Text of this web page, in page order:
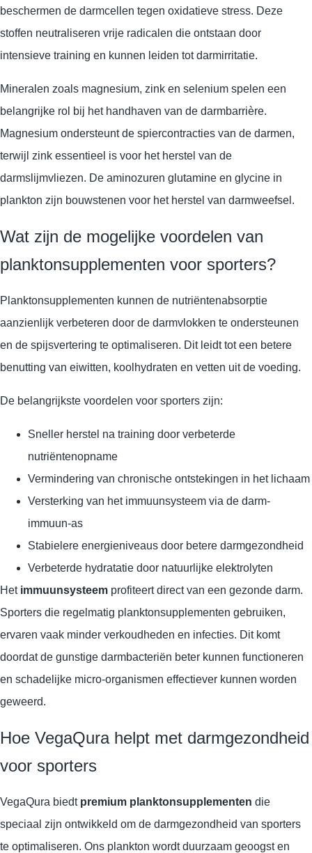
beschermen de darmcellen tegen oxidatieve stress. Deze
stoffen neutraliseren vrije radicalen die ontstaan door
intensieve training en kunnen leiden tot darmirritatie.
Mineralen zoals magnesium, zink en selenium spelen een
belangrijke rol bij het handhaven van de darmbarrière.
Magnesium ondersteunt de spiercontracties van de darmen,
terwijl zink essentieel is voor het herstel van de
darmslijmvliezen. De aminozuren glutamine en glycine in
plankton zijn bouwstenen voor het herstel van darmweefsel.
Wat zijn de mogelijke voordelen van
planktonsupplementen voor sporters?
Planktonsupplementen kunnen de nutriëntenabsorptie
aanzienlijk verbeteren door de darmvlokken te ondersteunen
en de spijsvertering te optimaliseren. Dit leidt tot een betere
benutting van eiwitten, koolhydraten en vetten uit de voeding.
De belangrijkste voordelen voor sporters zijn:
Sneller herstel na training door verbeterde
nutriëntenopname
Vermindering van chronische ontstekingen in het lichaam
Versterking van het immuunsysteem via de darm-
immuun-as
Stabielere energieniveaus door betere darmgezondheid
Verbeterde hydratatie door natuurlijke elektrolyten
Het immuunsysteem profiteert direct van een gezonde darm.
Sporters die regelmatig planktonsupplementen gebruiken,
ervaren vaak minder verkoudheden en infecties. Dit komt
doordat de gunstige darmbacteriën beter kunnen functioneren
en schadelijke micro-organismen effectiever kunnen worden
geweerd.
Hoe VegaQura helpt met darmgezondheid
voor sporters
VegaQura biedt premium planktonsupplementen die
speciaal zijn ontwikkeld om de darmgezondheid van sporters
te optimaliseren. Ons plankton wordt duurzaam geoogst en